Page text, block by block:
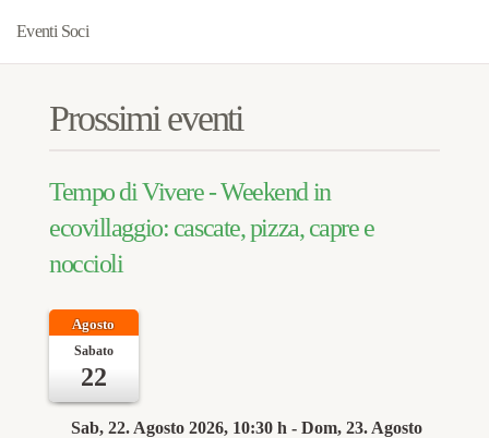
Eventi Soci
Prossimi eventi
Tempo di Vivere - Weekend in
ecovillaggio: cascate, pizza, capre e
noccioli
Agosto
Sabato
22
Sab, 22. Agosto 2026, 10:30 h - Dom, 23. Agosto